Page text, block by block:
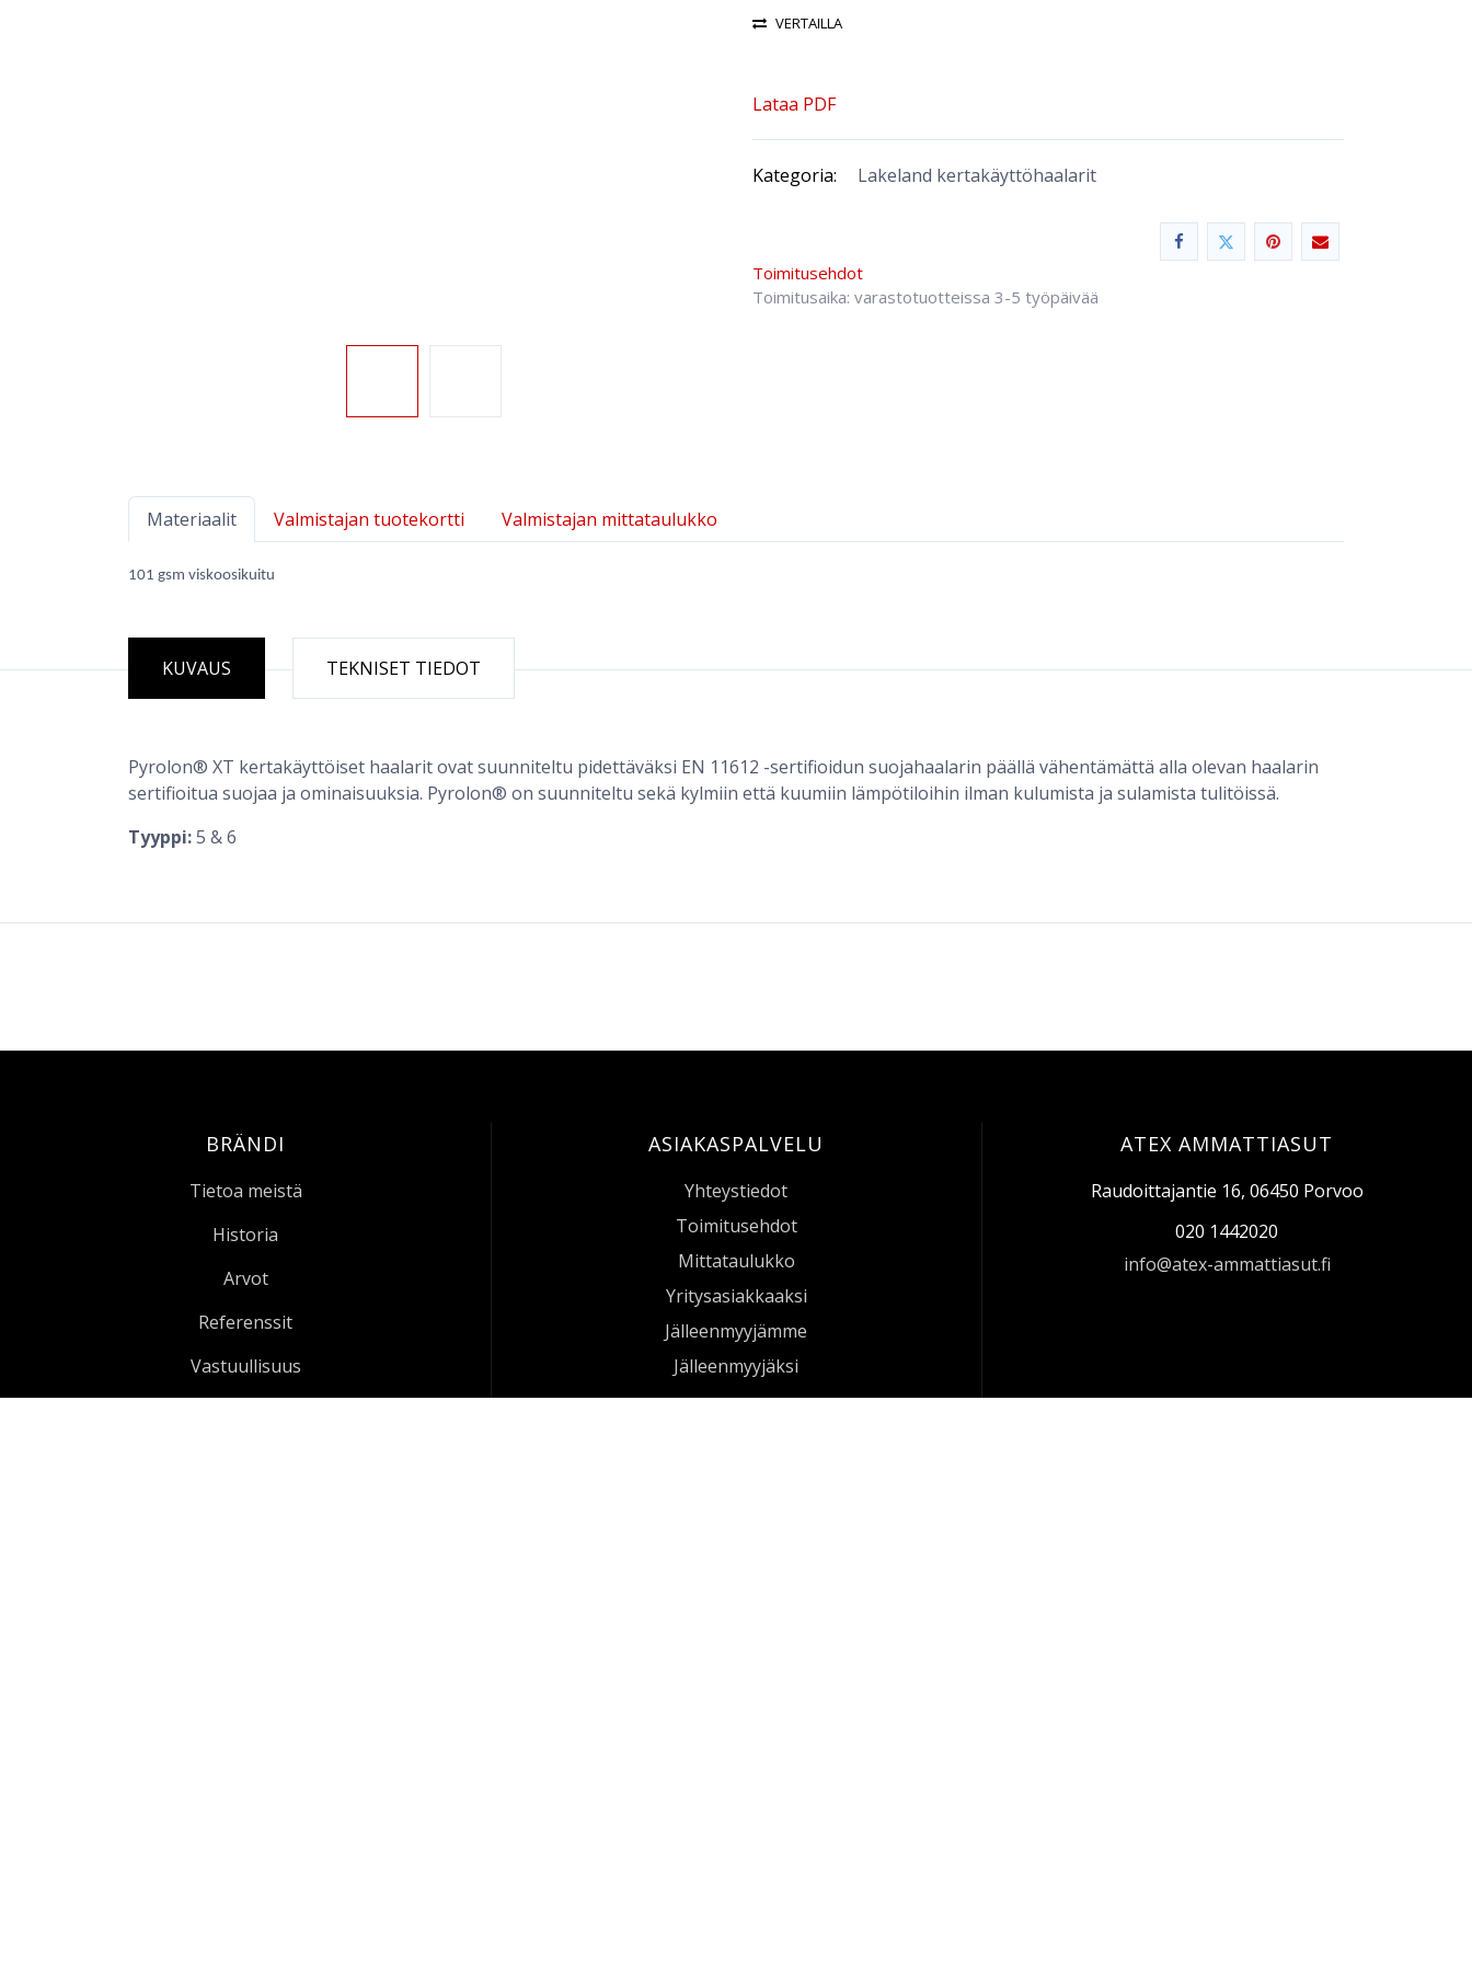
VERTAILLA
Lataa PDF
Kategoria: Lakeland kertakäyttöhaalarit
Toimitusehdot
Toimitusaika: varastotuotteissa 3-5 työpäivää
Materiaalit Valmistajan tuotekortti Valmistajan mittataulukko
101 gsm viskoosikuitu
KUVAUS TEKNISET TIEDOT
Pyrolon® XT kertakäyttöiset haalarit ovat suunniteltu pidettäväksi EN 11612 -sertifioidun suojahaalarin päällä vähentämättä alla olevan haalarin
sertifioitua suojaa ja ominaisuuksia. Pyrolon® on suunniteltu sekä kylmiin että kuumiin lämpötiloihin ilman kulumista ja sulamista tulitöissä.
Tyyppi:5 & 6
ASIAKASPALVELU
Yhteystiedot
Toimitusehdot
Mittataulukko
Yritysasiakkaaksi
Jälleenmyyjämme
Jälleenmyyjäksi
ATEX AMMATTIASUT
Raudoittajantie 16, 06450 Porvoo
020 1442020
info@atex-ammattiasut.fi
BRÄNDI
Tietoa meistä
Historia
Arvot
Referenssit
Vastuullisuus